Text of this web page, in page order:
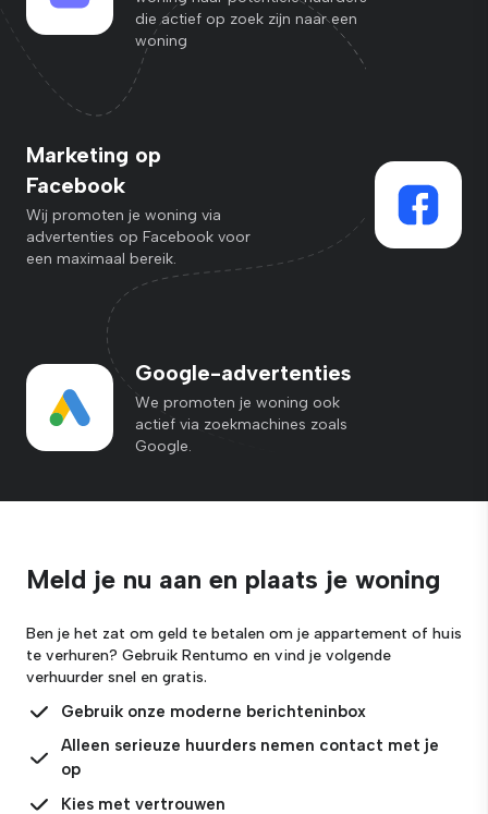
die actief op zoek zijn naar een
woning
Marketing op
Facebook
Wij promoten je woning via
advertenties op Facebook voor
een maximaal bereik.
Google-advertenties
We promoten je woning ook
actief via zoekmachines zoals
Google.
Meld je nu aan en plaats je woning
Ben je het zat om geld te betalen om je appartement of huis
te verhuren? Gebruik Rentumo en vind je volgende
verhuurder snel en gratis.
Gebruik onze moderne berichteninbox
Alleen serieuze huurders nemen contact met je
op
Kies met vertrouwen